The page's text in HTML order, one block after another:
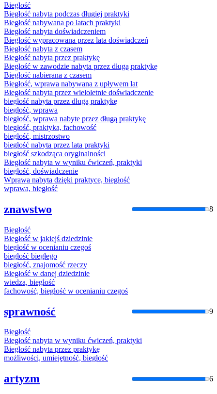
Biegłość
Biegłość nabyta podczas długiej praktyki
Biegłość nabywana po latach praktyki
Biegłość nabyta doświadczeniem
Biegłość wypracowana przez lata doświadczeń
Biegłość nabyta z czasem
Biegłość nabyta przez praktykę
Biegłość w zawodzie nabyta przez długą praktykę
Biegłość nabierana z czasem
Biegłość, wprawa nabywana z upływem lat
Biegłość nabyta przez wieloletnie doświadczenie
biegłość nabyta przez długą praktykę
biegłość, wprawa
biegłość, wprawa nabyte przez długą praktykę
biegłość, praktyka, fachowość
biegłość, mistrzostwo
biegłość nabyta przez lata praktyki
biegłość szkodząca oryginalności
Biegłość nabyta w wyniku ćwiczeń, praktyki
biegłość, doświadczenie
Wprawa nabyta dzięki praktyce, biegłość
wprawa, biegłość
znawstwo 8
Biegłość
Biegłość w jakiejś dziedzinie
biegłość w ocenianiu czegoś
biegłość biegłego
biegłość, znajomość rzeczy
Biegłość w danej dziedzinie
wiedza, biegłość
fachowość, biegłość w ocenianiu czegoś
sprawność 9
Biegłość
Biegłość nabyta w wyniku ćwiczeń, praktyki
Biegłość nabyta przez praktykę
możliwości, umiejętność, biegłość
artyzm 6